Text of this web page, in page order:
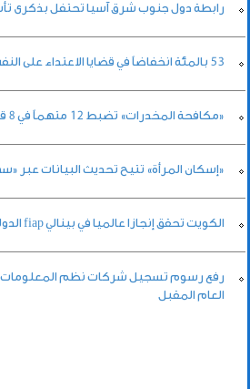
رابطة دول جنوب شرق آسيا تحتفل بذكرى
53 بالمئة انخفاضاً في قضايا الاعتداء على النفس
«مكافحة المخدرات» تضبط 12 متهماً في 8 قضايا مختلفة
«إسكان المرأة» تتيح تحديث البيانات عبر
الكويت تحقق إنجازا عالميا في بينالي fiap الدولي للتصوير 2026 بالبرازيل
رفع رسوم تسجيل شركات نظم المعلومات
العام المقبل